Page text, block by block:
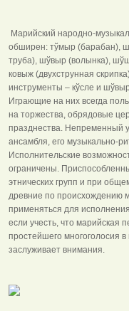
Марийский народно-
обширен: тўмыр (барабан),
труба), шўвыр (волынка),
ковыж (двухструнная
инструменты – кўсле и
Играющие на них всегда
на торжества, обрядовые
празднества. Непременный
ансамбля, его музыкально-
Исполнительские
ограничены.
этнических групп и при
древние по происхождению
применяться для
если учесть, что марийская
простейшего многоголосия
заслуживает внимания.